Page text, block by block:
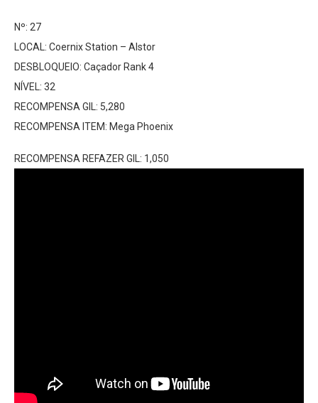
Nº: 27
LOCAL: Coernix Station – Alstor
DESBLOQUEIO: Caçador Rank 4
NÍVEL: 32
RECOMPENSA GIL: 5,280
RECOMPENSA ITEM: Mega Phoenix
RECOMPENSA REFAZER GIL: 1,050